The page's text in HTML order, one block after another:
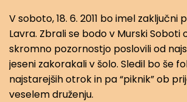
V soboto, 18. 6. 2011 bo imel zaključni
Lavra. Zbrali se bodo v Murski Soboti
skromno pozornostjo poslovili od
jeseni zakorakali v šolo. Sledil bo še
najstarejših otrok in pa “piknik” ob
veselem druženju.